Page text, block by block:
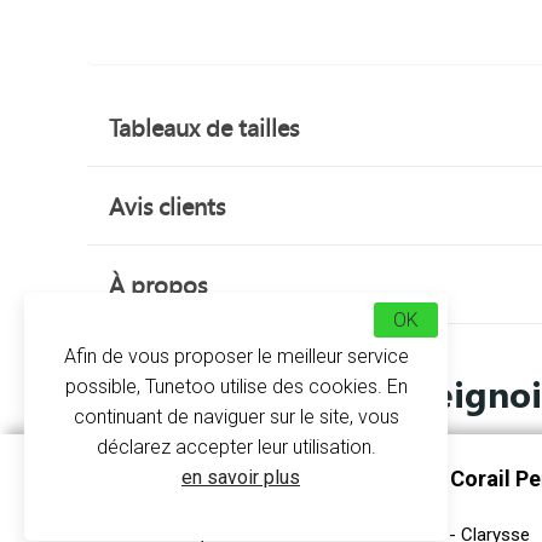
Tableaux de tailles
Avis clients
À propos
On vous met au défi d’essayer de vous en passer
Attendez-vous à un moment de cocooning et
Ça va être dur de sortir de votre canapé. Un
Peignoir Femme Plaid Effet Corail
Peignoir Femme Soft Coral Fleece - Clarysse
Afin de vous proposer le meilleur service
possible, Tunetoo utilise des cookies. En
continuant de naviguer sur le site, vous
déclarez accepter leur utilisation.
en savoir plus
OK